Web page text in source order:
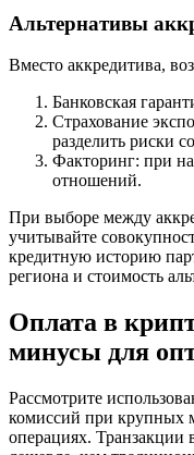
Альтернативы
Вместо аккредитива,
Банковская
Страхование
разделить риски
Факторинг: при
отношений.
При выборе между
учитывайте
кредитную историю
региона и стоимость
Оплата в
минусы для
Рассмотрите
комиссий при крупных
операциях. Транзакции